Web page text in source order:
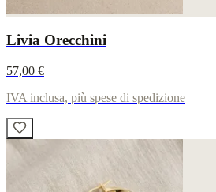
Livia Orecchini
57,00 €
IVA inclusa, più spese di spedizione